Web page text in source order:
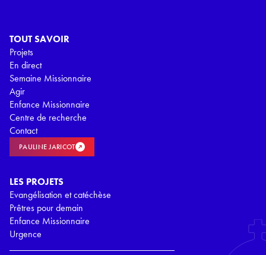
TOUT SAVOIR
Projets
En direct
Semaine Missionnaire
Agir
Enfance Missionnaire
Centre de recherche
Contact
PAULINE JARICOT
LES PROJETS
Evangélisation et catéchèse
Prêtres pour demain
Enfance Missionnaire
Urgence